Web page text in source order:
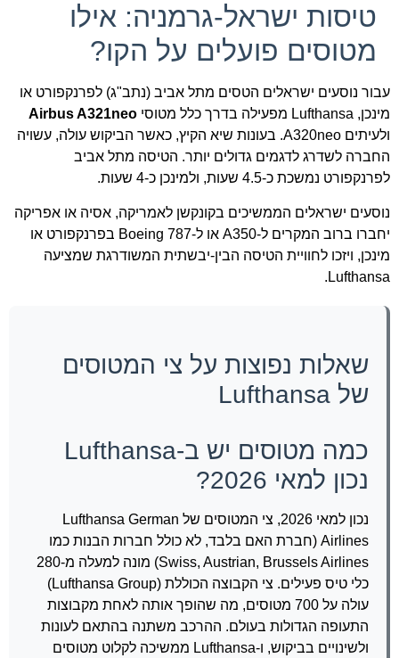
טיסות ישראל-גרמניה: אילו
מטוסים פועלים על הקו?
עבור נוסעים ישראלים הטסים מתל אביב (נתב"ג) לפרנקפורט או
מינכן, Lufthansa מפעילה בדרך כלל מטוסי
Airbus A321neo
ולעיתים A320neo. בעונות שיא הקיץ, כאשר הביקוש עולה, עשויה
החברה לשדרג לדגמים גדולים יותר. הטיסה מתל אביב
לפרנקפורט נמשכת כ-4.5 שעות, ולמינכן כ-4 שעות.
נוסעים ישראלים הממשיכים בקונקשן לאמריקה, אסיה או אפריקה
יחברו ברוב המקרים ל-A350 או ל-Boeing 787 בפרנקפורט או
מינכן, ויזכו לחוויית הטיסה הבין-יבשתית המשודרגת שמציעה
Lufthansa.
שאלות נפוצות על צי המטוסים
של Lufthansa
כמה מטוסים יש ב-Lufthansa
נכון למאי 2026?
נכון למאי 2026, צי המטוסים של Lufthansa German
Airlines (חברת האם בלבד, לא כולל חברות הבנות כמו
Swiss, Austrian, Brussels Airlines) מונה למעלה מ-280
כלי טיס פעילים. צי הקבוצה הכוללת (Lufthansa Group)
עולה על 700 מטוסים, מה שהופך אותה לאחת מקבוצות
התעופה הגדולות בעולם. ההרכב משתנה בהתאם לעונות
ולשינויים בביקוש, ו-Lufthansa ממשיכה לקלוט מטוסים